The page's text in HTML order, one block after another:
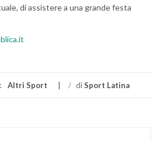
di assistere a una grande festa
Altri Sport / diSport Latina